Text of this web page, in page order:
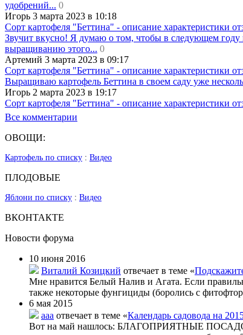
удобрений... 0
Игорь 3 марта 2023 в 10:18
Сорт картофеля "Беттина" - описание характеристики
Звучит вкусно! Я думаю о том, чтобы в следующем году
выращиванию этого... 0
Артемий 3 марта 2023 в 09:17
Сорт картофеля "Беттина" - описание характеристики
Выращиваю картофель Беттина в своем саду уже
Игорь 2 марта 2023 в 19:17
Сорт картофеля "Беттина" - описание характеристики
Все комментарии
ОВОЩИ:
Картофель по списку : Видео
ПЛОДОВЫЕ
Яблони по списку : Видео
ВКОНТАКТЕ
Новости форума
10 июня 2016
Виталий Козицкий отвечает в теме «
Мне нравится Белый Налив и Агата. Если
также некоторые фунгициды (боролись с
6 мая 2015
aaa отвечает в теме «Календарь садовода на
Вот на май нашлось: БЛАГОПРИЯТНЫЕ